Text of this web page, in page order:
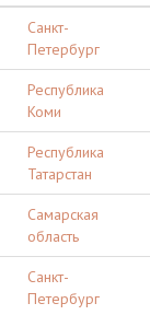
Санкт-
Петербург
Республика
Коми
Республика
Татарстан
Самарская
область
Санкт-
Петербург